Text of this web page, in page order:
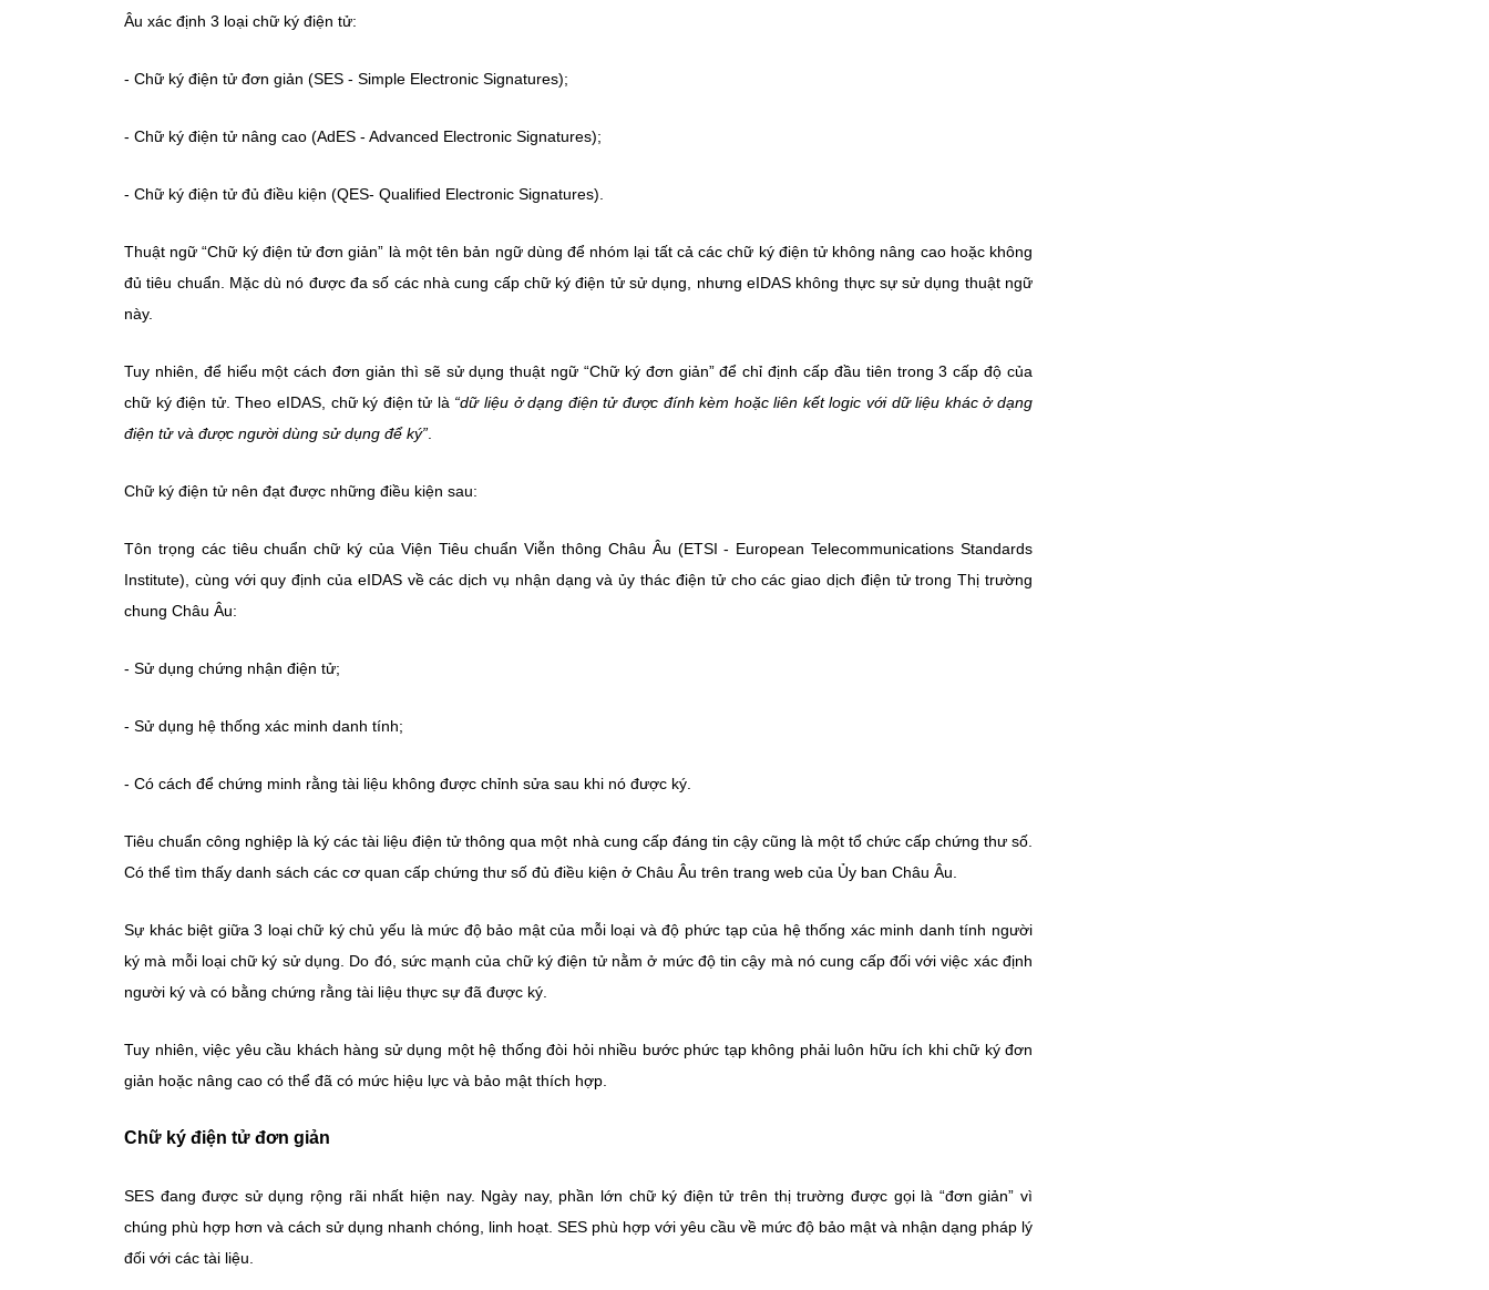
Âu xác định 3 loại chữ ký điện tử:
- Chữ ký điện tử đơn giản (SES - Simple Electronic Signatures);
- Chữ ký điện tử nâng cao (AdES - Advanced Electronic Signatures);
- Chữ ký điện tử đủ điều kiện (QES- Qualified Electronic Signatures).
Thuật ngữ “Chữ ký điện tử đơn giản” là một tên bản ngữ dùng để nhóm lại tất cả các chữ ký điện tử không nâng cao hoặc không
đủ tiêu chuẩn. Mặc dù nó được đa số các nhà cung cấp chữ ký điện tử sử dụng, nhưng eIDAS không thực sự sử dụng thuật ngữ
này.
Tuy nhiên, để hiểu một cách đơn giản thì sẽ sử dụng thuật ngữ “Chữ ký đơn giản” để chỉ định cấp đầu tiên trong 3 cấp độ của
chữ ký điện tử. Theo eIDAS, chữ ký điện tử là “dữ liệu ở dạng điện tử được đính kèm hoặc liên kết logic với dữ liệu khác ở dạng
điện tử và được người dùng sử dụng để ký”
Chữ ký điện tử nên đạt được những điều kiện sau:
Tôn trọng các tiêu chuẩn chữ ký của Viện Tiêu chuẩn Viễn thông Châu Âu (ETSI - European Telecommunications Standards
Institute), cùng với quy định của eIDAS về các dịch vụ nhận dạng và ủy thác điện tử cho các giao dịch điện tử trong Thị trường
chung Châu Âu:
- Sử dụng chứng nhận điện tử;
- Sử dụng hệ thống xác minh danh tính;
- Có cách để chứng minh rằng tài liệu không được chỉnh sửa sau khi nó được ký.
Tiêu chuẩn công nghiệp là ký các tài liệu điện tử thông qua một nhà cung cấp đáng tin cậy cũng là một tổ chức cấp chứng thư số.
Có thể tìm thấy danh sách các cơ quan cấp chứng thư số đủ điều kiện ở Châu Âu trên trang web của Ủy ban Châu Âu.
Sự khác biệt giữa 3 loại chữ ký chủ yếu là mức độ bảo mật của mỗi loại và độ phức tạp của hệ thống xác minh danh tính người
ký mà mỗi loại chữ ký sử dụng. Do đó, sức mạnh của chữ ký điện tử nằm ở mức độ tin cậy mà nó cung cấp đối với việc xác định
người ký và có bằng chứng rằng tài liệu thực sự đã được ký.
Tuy nhiên, việc yêu cầu khách hàng sử dụng một hệ thống đòi hỏi nhiều bước phức tạp không phải luôn hữu ích khi chữ ký đơn
giản hoặc nâng cao có thể đã có mức hiệu lực và bảo mật thích hợp.
Chữ ký điện tử đơn giản
SES đang được sử dụng rộng rãi nhất hiện nay. Ngày nay, phần lớn chữ ký điện tử trên thị trường được gọi là “đơn giản” vì
chúng phù hợp hơn và cách sử dụng nhanh chóng, linh hoạt. SES phù hợp với yêu cầu về mức độ bảo mật và nhận dạng pháp lý
đối với các tài liệu.